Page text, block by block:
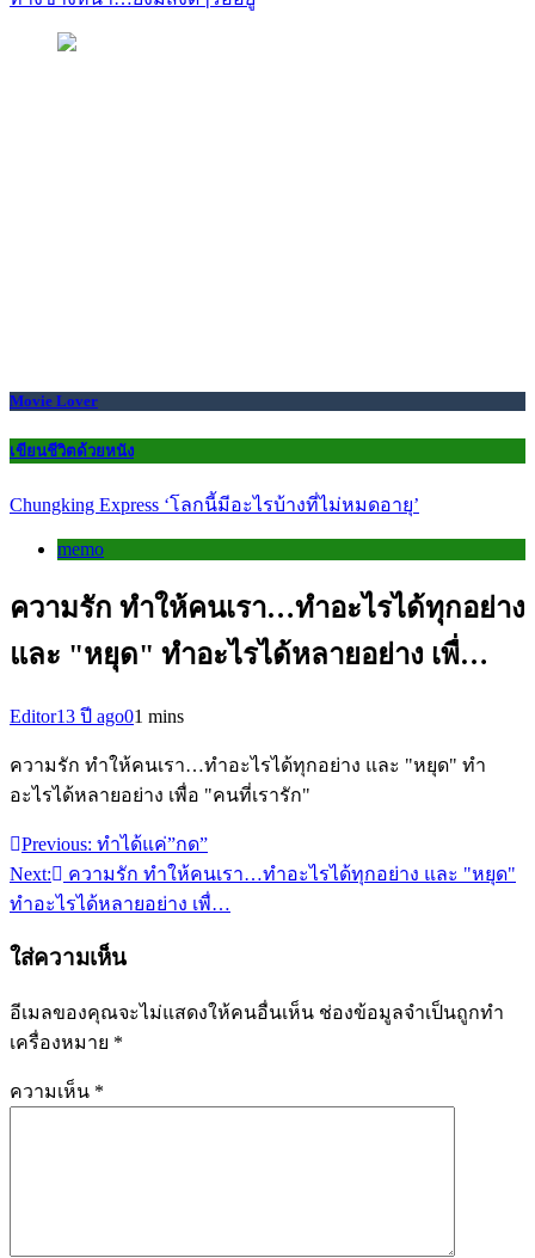
Movie Lover
เขียนชีวิตด้วยหนัง
Chungking Express ‘โลกนี้มีอะไรบ้างที่ไม่หมดอายุ’
memo
ความรัก ทำให้คนเรา…ทำอะไรได้ทุกอย่าง
และ "หยุด" ทำอะไรได้หลายอย่าง เพื่…
Editor13 ปี ago01 mins
ความรัก ทำให้คนเรา…ทำอะไรได้ทุกอย่าง และ "หยุด" ทำ
อะไรได้หลายอย่าง เพื่อ "คนที่เรารัก"
แนะแนว
เรื่อง
Previous: ทำได้แค่”กด”
Next:
ความรัก ทำให้คนเรา…ทำอะไรได้ทุกอย่าง และ "หยุด"
ทำอะไรได้หลายอย่าง เพื่…
ใส่ความเห็น
อีเมลของคุณจะไม่แสดงให้คนอื่นเห็น ช่องข้อมูลจำเป็นถูกทำ
เครื่องหมาย *
ความเห็น *